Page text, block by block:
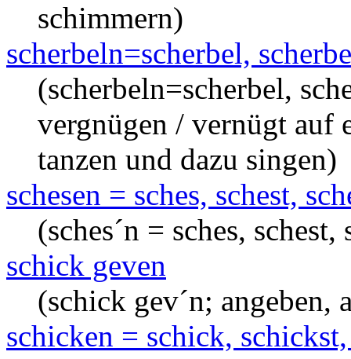
schimmern)
scherbeln=scherbel,
(scherbeln=scherbel,
vergnügen / vernügt auf
tanzen und dazu singen)
schesen = sches, schest,
(sches´n = sches,
schick geven
(schick gev´n; angeben,
schicken = schick,